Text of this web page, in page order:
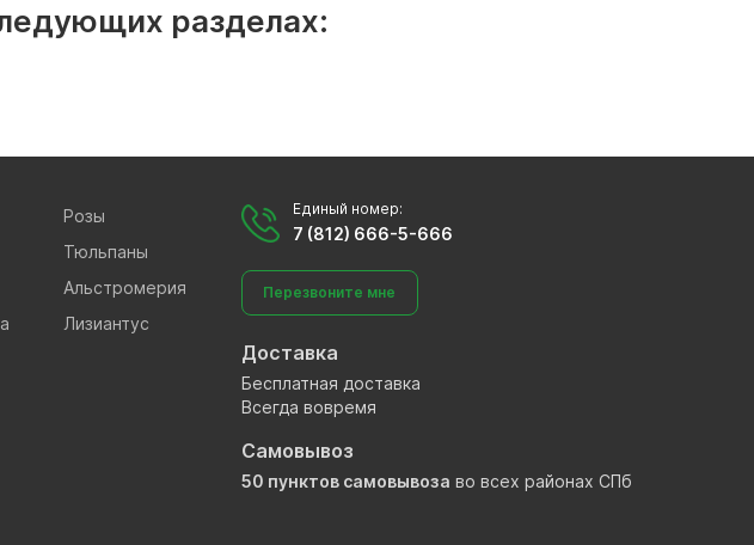
разделах:
Розы
Тюльпаны
Альстромерия
Лизиантус
Единый номер:
7 (812) 666-5-666
Перезвоните мне
Доставка
Бесплатная доставка
Всегда вовремя
Самовывоз
50 пунктов самовывоза во всех районах СПб